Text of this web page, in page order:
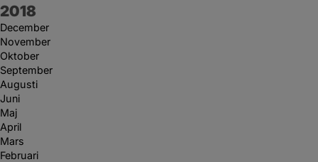
År:
2018
December
November
Oktober
September
Augusti
Juni
Maj
April
Mars
Februari